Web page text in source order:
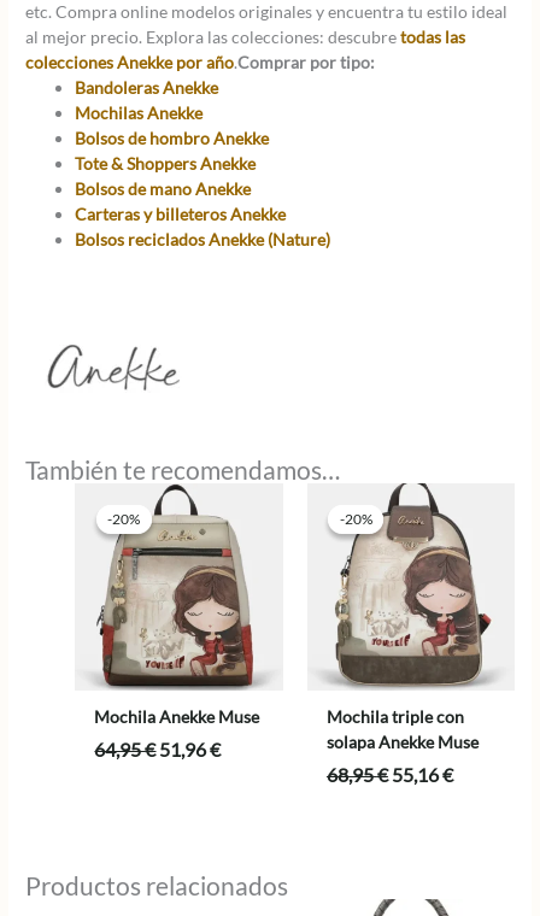
etc. Compra online modelos originales y encuentra tu estilo ideal
al mejor precio. Explora las colecciones: descubretodas las
colecciones Anekke por año.Comprar por tipo:
Bandoleras Anekke
Mochilas Anekke
Bolsos de hombro Anekke
Tote & Shoppers Anekke
Bolsos de mano Anekke
Carteras y billeteros Anekke
Bolsos reciclados Anekke (Nature)
También te recomendamos…
-20%
-20%
Mochila Anekke Muse
64,95€El
51,96€El
-20%
-20%
Mochila triple con
solapa Anekke Muse
68,95€ El
55,16€El
Productos relacionados